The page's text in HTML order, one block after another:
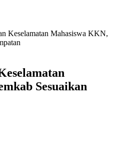
Keselamatan Mahasiswa KKN,
Sesuaikan